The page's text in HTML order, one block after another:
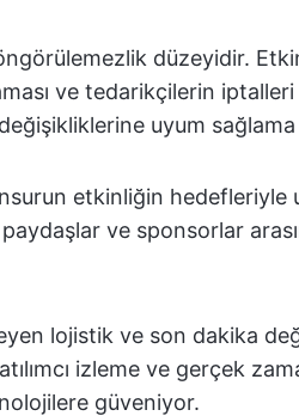
düzeyidir.
ve tedarikçilerin
uyum
etkinliğin hedefleriyle
ve sponsorlar
lojistik ve son dakika
izleme ve gerçek
güveniyor.